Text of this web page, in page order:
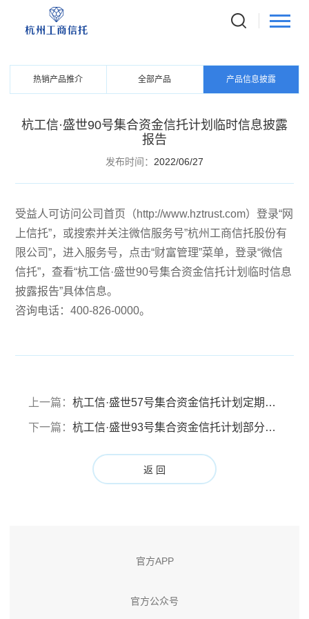
信托产品
热销产品推介 全部产品 产品信息披露
杭工信·盛世90号集合资金信托计划临时信息披露
报告
发布时间： 2022/06/27
受益人可访问公司首页（http://www.hztrust.com）登录“网
上信托”，或搜索并关注微信服务号”杭州工商信托股份有
限公司”，进入服务号，点击“财富管理”菜单，登录“微信
信托”，查看“杭工信·盛世90号集合资金信托计划临时信息
披露报告”具体信息。
咨询电话：400-826-0000。
上一篇： 杭工信·盛世57号集合资金信托计划定期信息披露报告（第六信托季度：2022年3月17日至2022年6月16日）
下一篇： 杭工信·盛世93号集合资金信托计划部分信托财产分配报告（分配基准日：2022年6月26日）
返 回
官方APP
官方公众号